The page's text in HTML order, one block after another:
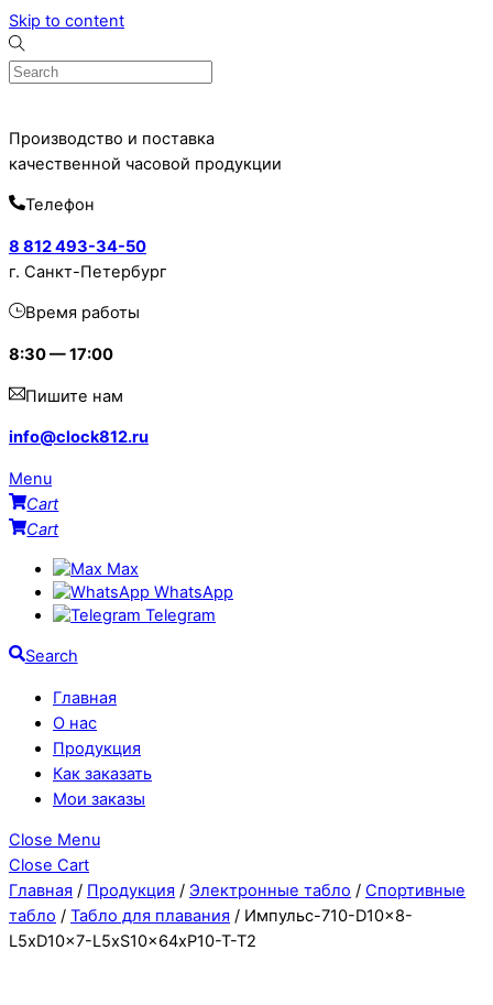
Skip to content
Производство и поставка
качественной часовой продукции
Телефон
8 812 493-34-50
г. Санкт-Петербург
Время работы
8:30 — 17:00
Пишите нам
info@clock812.ru
Menu
Cart
Cart
Max
WhatsApp
Telegram
Search
Главная
О нас
Продукция
Как заказать
Мои заказы
Close Menu
Close Cart
Главная / Продукция / Электронные табло / Спортивные
табло / Табло для плавания / Импульс-710-D10x8-
L5xD10x7-L5xS10x64xP10-T-T2